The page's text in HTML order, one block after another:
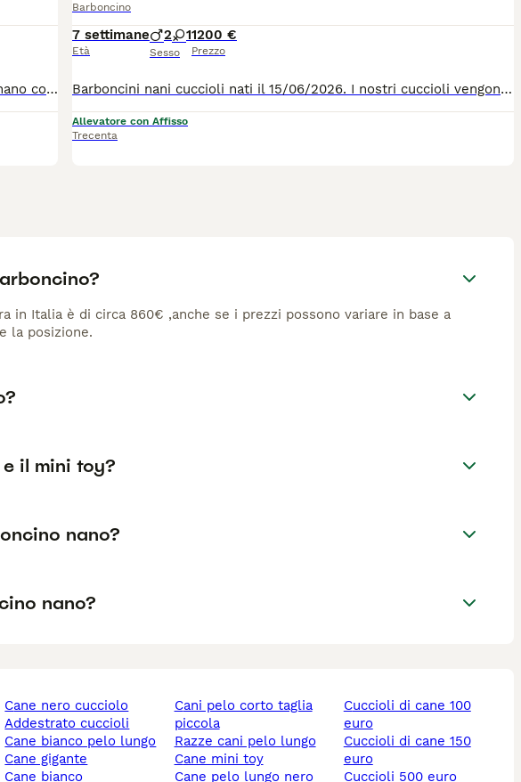
Disponibili cuccioli barboncini nani fulvi. I piccoli si consegnano con doppia vaccinazione, microchip, libretto sanitario, certificato di buona salute, contratto di cessione, kit cibo iniziale e pedigree. Genitori testati e visibili. Esperienza di allevamento quarantennale, competenza e serietà. Per ulteriori informazioni o per fissare un appuntamento è richiesta una telefonata. Mantengo i contatti nel tempo. Possibilità di servizio pensione in caso di assenza temporanea.
Barboncino
7 settimane
Età
2 1
Sesso
1200 €
Prezzo
Barboncini nani cuccioli nati il 15/06/2026. I nostri cuccioli vengono consegnati con : - Vermifugo fatto - Antiparassitari interni ed esterni fatti - due vaccini - Microchip - Libretto sanitario - Certificato di buona salute da parte del veterinario - Abituati a sporcare su la traversina - Ben socializzati - Abc del cucciolo - Cibo per i primi tempi - Prima toilettatura fatta - Certificato del deposito del campione biologico dei genitori - Certificato test genetici dei genitori per assenza malattie genetiche - Certificato del grado di lussazione della rotula dei genitori Su richiesta possiamo consegnare i cuccioli in tutta Italia e all’estero
Allevatore con Affisso
Trecenta
in Italia è di circa 860€ ,anche se i prezzi possono variare in base a
la posizione.
il mini toy?
nano?
nano?
cane nero cucciolo
addestrato cuccioli
cane bianco pelo lungo
cane gigante
cane bianco
cani pelo corto taglia
piccola
razze cani pelo lungo
cane mini toy
cane pelo lungo nero
cuccioli di cane 100
euro
cuccioli di cane 150
euro
cuccioli 500 euro